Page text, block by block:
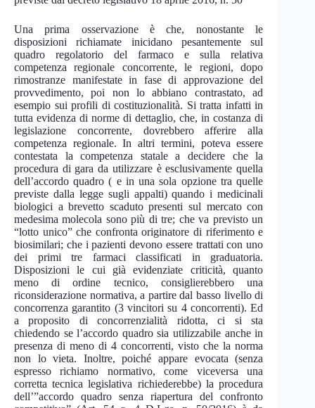
Una prima osservazione è che, nonostante le
disposizioni richiamate inicidano pesantemente sul
quadro regolatorio del farmaco e sulla relativa
competenza regionale concorrente, le regioni, dopo
rimostranze manifestate in fase di approvazione del
provvedimento, poi non lo abbiano contrastato, ad
esempio sui profili di costituzionalità. Si tratta infatti in
tutta evidenza di norme di dettaglio, che, in costanza di
legislazione concorrente, dovrebbero afferire alla
competenza regionale. In altri termini, poteva essere
contestata la competenza statale a decidere che la
procedura di gara da utilizzare è esclusivamente quella
dell’accordo quadro ( e in una sola opzione tra quelle
previste dalla legge sugli appalti) quando i medicinali
biologici a brevetto scaduto presenti sul mercato con
medesima molecola sono più di tre; che va previsto un
“lotto unico” che confronta originatore di riferimento e
biosimilari; che i pazienti devono essere trattati con uno
dei primi tre farmaci classificati in graduatoria.
Disposizioni le cui già evidenziate criticità, quanto
meno di ordine tecnico, consiglierebbero una
riconsiderazione normativa, a partire dal basso livello di
concorrenza garantito (3 vincitori su 4 concorrenti). Ed
a proposito di concorrenzialità ridotta, ci si sta
chiedendo se l’accordo quadro sia utilizzabile anche in
presenza di meno di 4 concorrenti, visto che la norma
non lo vieta. Inoltre, poiché appare evocata (senza
espresso richiamo normativo, come viceversa una
corretta tecnica legislativa richiederebbe) la procedura
dell’”accordo quadro senza riapertura del confronto